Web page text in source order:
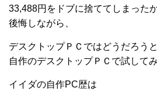
33,488円をドブに捨ててしまった
後悔しながら、
デスクトップＰＣではどうだろうと
自作のデスクトップＰＣで試してみ
イイダの自作PC歴は